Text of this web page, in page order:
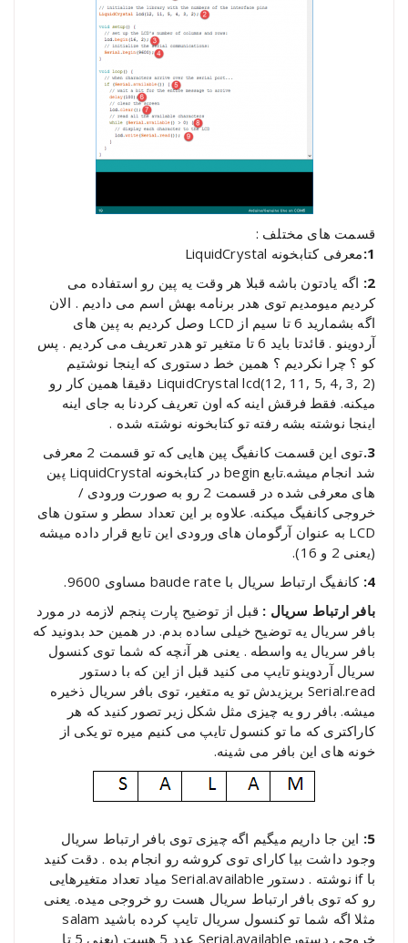
قسمت های مختلف :
1: معرفی کتابخونه LiquidCrystal
2: اگه یادتون باشه قبلا هر وقت یه پین رو استفاده می
کردیم میومدیم توی هدر برنامه بهش اسم می دادیم . الان
اگه بشمارید 6 تا سیم از LCD وصل کردیم به پین های
آردوینو . قائدتا باید 6 تا متغیر تو هدر تعریف می کردیم . پس
کو ؟ چرا نکردیم ؟ همین خط دستوری که اینجا نوشتیم
(LiquidCrystal lcd(12, 11, 5, 4, 3, 2 دقیقا همین کار رو
میکنه. فقط فرقش اینه که اون تعریف کردنا به جای اینه
اینجا نوشته بشه رفته تو کتابخونه نوشته شده .
3.
توی این قسمت کانفیگ پین هایی که تو قسمت 2 معرفی
شد انجام میشه.تابع begin در کتابخونه LiquidCrystal پین
های معرفی شده در قسمت 2 رو به صورت ورودی /
خروجی کانفیگ میکنه. علاوه بر این تعداد سطر و ستون های
LCD به عنوان آرگومان های ورودی این تابع قرار داده میشه
(یعنی 2 و 16).
4: کانفیگ ارتباط سریال با baude rate مساوی 9600.
بافر ارتباط سریال : قبل از توضیح پارت پنجم لازمه در مورد
بافر سریال یه توضیح خیلی ساده بدم. در همین حد بدونید که
بافر سریال یه واسطه . یعنی هر آنچه که شما توی کنسول
سریال آردوینو تایپ می کنید قبل از این که با دستور
Serial.read بریزیدش تو یه متغیر، توی بافر سریال ذخیره
میشه. بافر رو یه چیزی مثل شکل زیر تصور کنید که هر
کاراکتری که ما تو کنسول تایپ می کنیم میره تو یکی از
خونه های این بافر می شینه.
5: این جا داریم میگیم اگه چیزی توی بافر ارتباط سریال
وجود داشت بیا کارای توی کروشه رو انجام بده . دقت کنید
با if نوشته . دستور Serial.available میاد تعداد متغیرهایی
رو که توی بافر ارتباط سریال هست رو خروجی میده. یعنی
مثلا اگه شما تو کنسول سریال تایپ کرده باشید salam
خروجی دستورSerial.available عدد 5 هست (یعنی 5 تا